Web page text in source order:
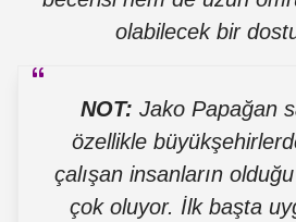
olabilecek bir
NOT: Jako Papağan
özellikle
çalışan insanların
çok oluyor. İlk başta